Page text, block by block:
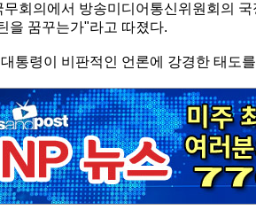
무회의에서 방송미디어통신위원회의
을 꿈꾸는가"라고 따졌다.
통령이 비판적인 언론에 강경한 태도